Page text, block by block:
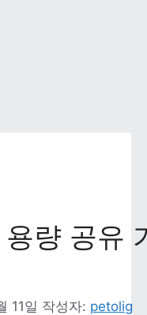
량 공유
11일 작성자: petolig